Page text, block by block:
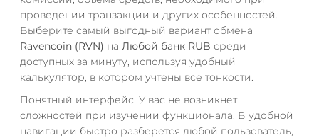
проведении транзакции и других особенностей.
Выберите самый выгодный вариант обмена
Ravencoin (RVN) на Любой банк RUB среди
доступных за минуту, используя удобный
калькулятор, в котором учтены все тонкости.
Понятный интерфейс. У вас не возникнет
сложностей при изучении функционала. В удобной
навигации быстро разберется любой пользователь,